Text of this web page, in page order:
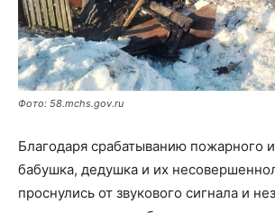
Фото: 58.mchs.gov.ru
Благодаря срабатыванию пожарного
бабушка, дедушка и их
проснулись от звукового сигнала и